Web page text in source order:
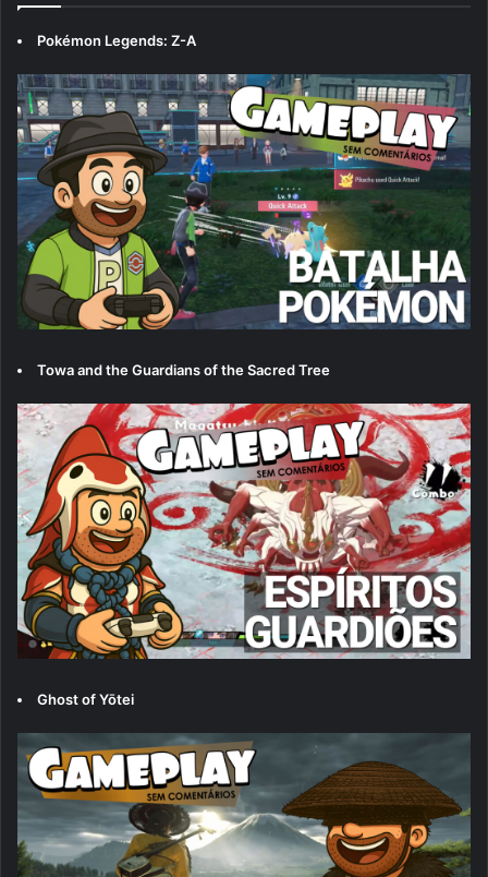
Pokémon Legends: Z-A
Towa and the Guardians of the Sacred Tree
Ghost of Yōtei